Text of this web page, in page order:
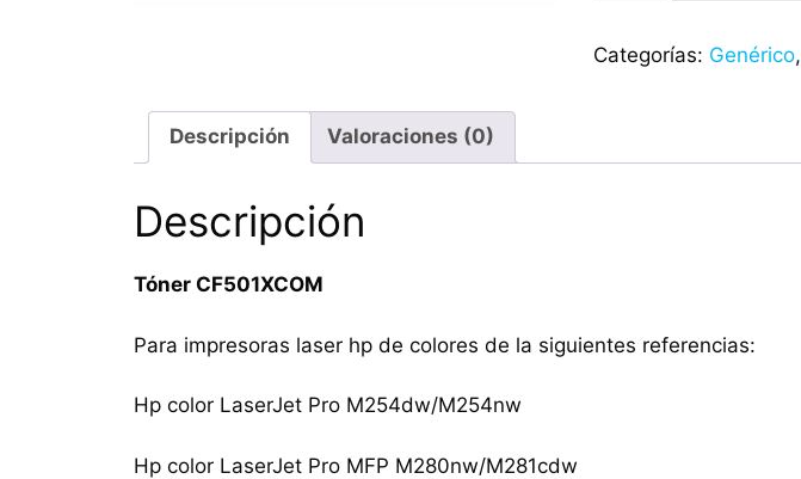
Categorías: Genérico,
Descripción Valoraciones (0)
Descripción
Tóner CF501XCOM
Para impresoras laser hp de colores de la siguientes referencias:
Hp color LaserJet Pro M254dw/M254nw
Hp color LaserJet Pro MFP M280nw/M281cdw